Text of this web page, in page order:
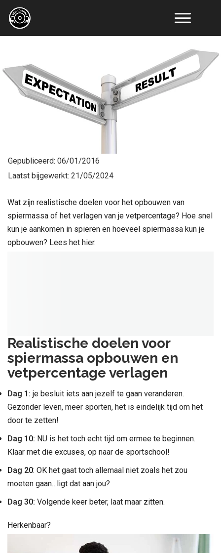
Online
Coaching
Resultaten
Educatie
Tools
Gepubliceerd: 06/01/2016
Laatst bijgewerkt: 21/05/2024
Wat zijn realistische doelen voor het opbouwen van
spiermassa of het verlagen van je vetpercentage? Hoe snel
kun je aankomen in spieren en hoeveel spiermassa kun je
opbouwen? Lees het hier.
Realistische doelen voor
spiermassa opbouwen en
vetpercentage verlagen
Dag 1: je besluit iets aan jezelf te gaan veranderen.
Gezonder leven, meer sporten, het is eindelijk tijd om het
door te zetten!
Dag 10: NU is het toch echt tijd om ermee te beginnen.
Klaar met die excuses, op naar de sportschool!
Dag 20: OK het gaat toch allemaal niet zoals het zou
moeten gaan…ligt dat aan jou?
Dag 30: Volgende keer beter, laat maar zitten.
Herkenbaar?